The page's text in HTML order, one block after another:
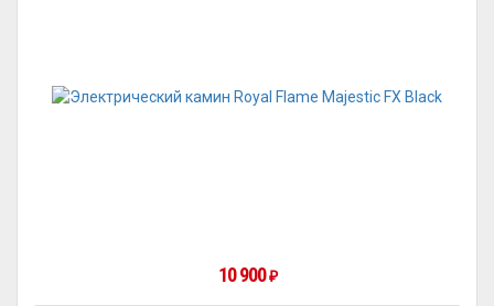
10 900 ₽